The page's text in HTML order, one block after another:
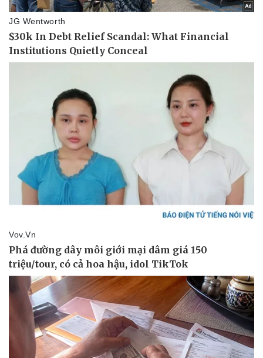
Doanh nghiệp
Thông tin doanh nghiệp
Công nghệ
Sành điệu
Chuyển đổi số